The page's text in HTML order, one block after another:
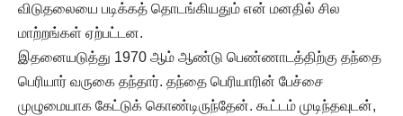
விடுதலையை படிக்கத் தொடங்கியதும் என் மனதில் சில
மாற்றங்கள் ஏற்பட்டன.
இதனையடுத்து 1970 ஆம் ஆண்டு பெண்ணாடத்திற்கு தந்தை
பெரியார் வருகை தந்தார். தந்தை பெரியாரின் பேச்சை
முழுமையாக கேட்டுக் கொண்டிருந்தேன். கூட்டம் முடிந்தவுடன்,